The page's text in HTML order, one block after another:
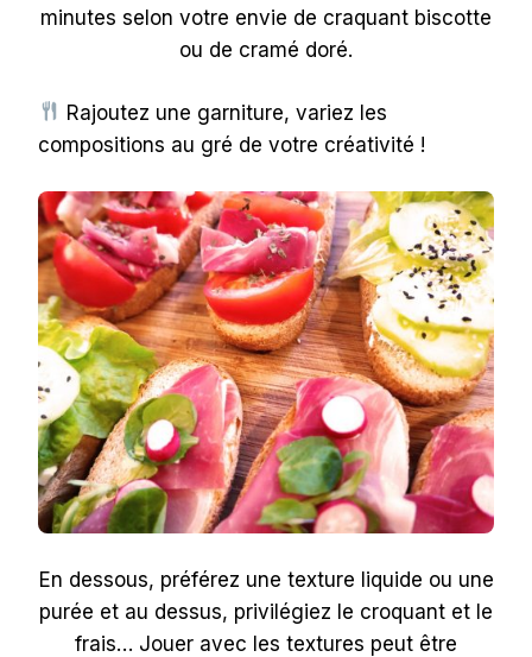
minutes selon votre envie de craquant biscotte
ou de cramé doré.
Rajoutez une garniture, variez les
compositions au gré de votre créativité !
En dessous, préférez une texture liquide ou une
purée et au dessus, privilégiez le croquant et le
frais… Jouer avec les textures peut être